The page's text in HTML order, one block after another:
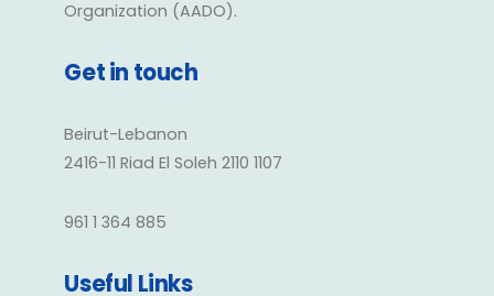
Organization (AADO).
Get in touch
Beirut-Lebanon
2416-11 Riad El Soleh 2110 1107
961 1 364 885
Useful Links